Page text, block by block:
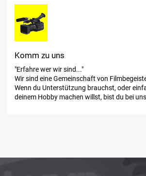
Komm zu uns
"Erfahre wer wir sind..."
Wir sind eine Gemeinschaft von
Wenn du Unterstützung brauchst, oder
deinem Hobby machen willst, bist du bei